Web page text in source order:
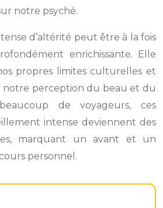
notre psyché.
d’altérité peut être à la fois
enrichissante. Elle
propres limites culturelles et
notre perception du beau et du
de voyageurs, ces
intense deviennent des
marquant un avant et un
personnel.